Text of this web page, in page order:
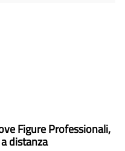
Figure Professionali,
distanza